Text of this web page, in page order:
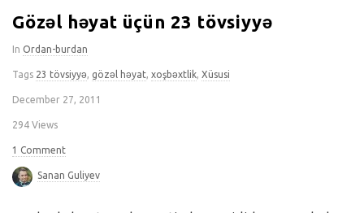
Gözəl həyat üçün 23 tövsiyyə
In Ordan-burdan
Tags 23 tövsiyyə, gözəl həyat, xoşbəxtlik, Xüsusi
December 27, 2011
294 Views
1 Comment
Sanan Guliyev